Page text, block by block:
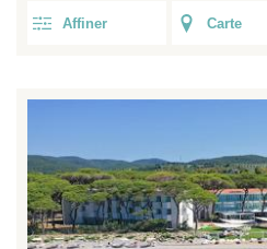
Affiner Carte